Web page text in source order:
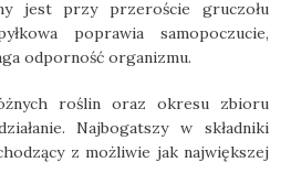
jest przy przeroście gruczołu
poprawia samopoczucie,
odporność organizmu.
roślin oraz okresu zbioru
Najbogatszy w składniki
z możliwie jak największej